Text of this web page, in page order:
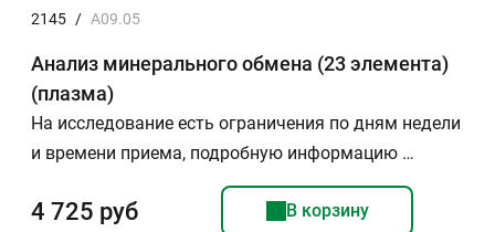
2145 / A09.05
Анализ минерального обмена (23 элемента)
(плазма)
На исследование есть ограничения по дням недели
и времени приема, подробную информацию …
4 725 руб В корзину